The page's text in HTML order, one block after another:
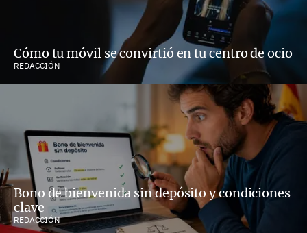
Cómo tu móvil se convirtió en tu centro de ocio
REDACCIÓN
Bono de bienvenida sin depósito y condiciones
clave
REDACCIÓN